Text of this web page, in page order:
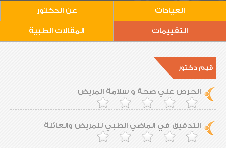
العيادات عن الدكتور
التقييمات المقالات الطبية
قيم دكتور
الحرص علي صحة و سلامة المريض
التدقيق في الماضي الطبي للمريض والعائلة